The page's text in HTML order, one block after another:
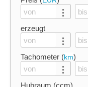
erzeugt
Tachometer (km)
Hubraum (ccm)